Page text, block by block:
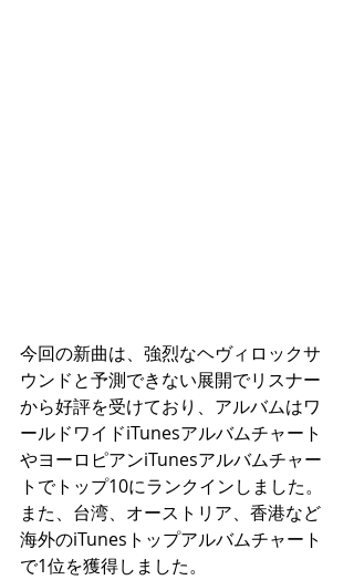
今回の新曲は、強烈なヘヴィロックサ
ウンドと予測できない展開でリスナー
から好評を受けており、アルバムはワ
ールドワイドiTunesアルバムチャート
やヨーロピアンiTunesアルバムチャー
トでトップ10にランクインしました。
また、台湾、オーストリア、香港など
海外のiTunesトップアルバムチャート
で1位を獲得しました。